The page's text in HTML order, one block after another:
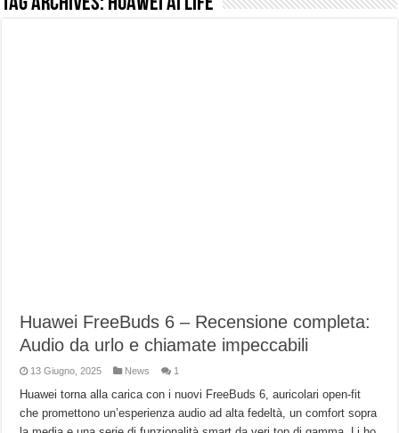
Huawei FreeBuds 6 – Recensione completa:
Audio da urlo e chiamate impeccabili
13 Giugno, 2025 News 1
Huawei torna alla carica con i nuovi FreeBuds 6, auricolari open-fit
che promettono un’esperienza audio ad alta fedeltà, un comfort sopra